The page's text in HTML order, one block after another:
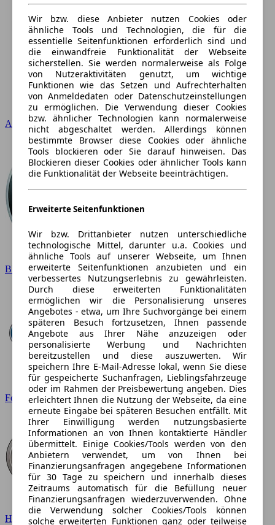
Audi
BMW
Ford
Hyundai
Wir bzw. diese Anbieter nutzen Cookies oder
ähnliche Tools und Technologien, die für die
essentielle Seitenfunktionen erforderlich sind und
die einwandfreie Funktionalität der Webseite
sicherstellen. Sie werden normalerweise als Folge
von Nutzeraktivitäten genutzt, um wichtige
Funktionen wie das Setzen und Aufrechterhalten
von Anmeldedaten oder Datenschutzeinstellungen
zu ermöglichen. Die Verwendung dieser Cookies
bzw. ähnlicher Technologien kann normalerweise
nicht abgeschaltet werden. Allerdings können
bestimmte Browser diese Cookies oder ähnliche
Tools blockieren oder Sie darauf hinweisen. Das
Blockieren dieser Cookies oder ähnlicher Tools kann
die Funktionalität der Webseite beeinträchtigen.
Erweiterte Seitenfunktionen
Wir bzw. Drittanbieter nutzen unterschiedliche
technologische Mittel, darunter u.a. Cookies und
ähnliche Tools auf unserer Webseite, um Ihnen
erweiterte Seitenfunktionen anzubieten und ein
verbessertes Nutzungserlebnis zu gewährleisten.
Durch diese erweiterten Funktionalitäten
ermöglichen wir die Personalisierung unseres
Angebotes - etwa, um Ihre Suchvorgänge bei einem
späteren Besuch fortzusetzen, Ihnen passende
Angebote aus Ihrer Nähe anzuzeigen oder
personalisierte Werbung und Nachrichten
bereitzustellen und diese auszuwerten. Wir
speichern Ihre E-Mail-Adresse lokal, wenn Sie diese
für gespeicherte Suchanfragen, Lieblingsfahrzeuge
oder im Rahmen der Preisbewertung angeben. Dies
erleichtert Ihnen die Nutzung der Webseite, da eine
erneute Eingabe bei späteren Besuchen entfällt. Mit
Ihrer Einwilligung werden nutzungsbasierte
Informationen an von Ihnen kontaktierte Händler
übermittelt. Einige Cookies/Tools werden von den
Anbietern verwendet, um von Ihnen bei
Finanzierungsanfragen angegebene Informationen
für 30 Tage zu speichern und innerhalb dieses
Zeitraums automatisch für die Befüllung neuer
Finanzierungsanfragen wiederzuverwenden. Ohne
die Verwendung solcher Cookies/Tools können
solche erweiterten Funktionen ganz oder teilweise